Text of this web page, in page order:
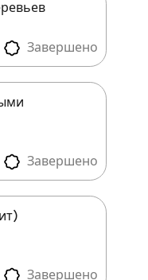
Завершено
Завершено
Завершено